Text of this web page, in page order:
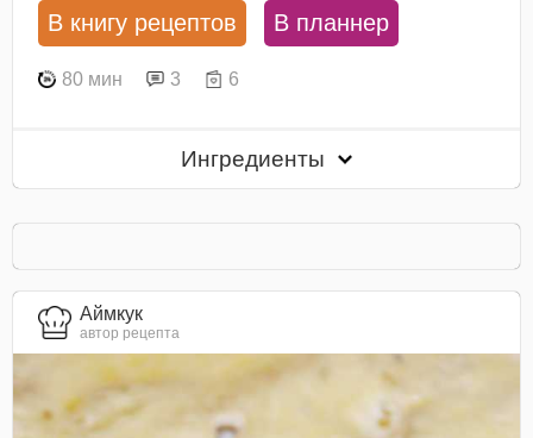
В книгу рецептов В планнер
80 мин 3 6
Ингредиенты
Аймкук
автор рецепта